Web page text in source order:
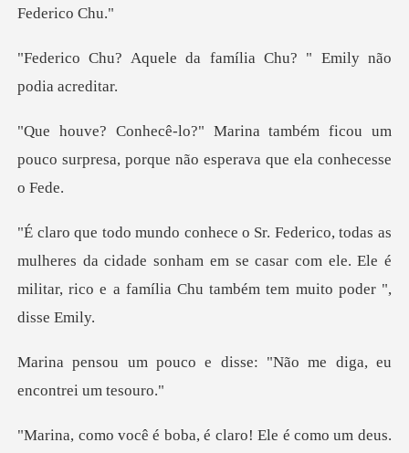
da família Chu? " Emil
ém ficou um
pouco surpresa, porque n
lheres da cidade sonham em se casar com ele. Ele é
militar,
e disse: "Não me diga,